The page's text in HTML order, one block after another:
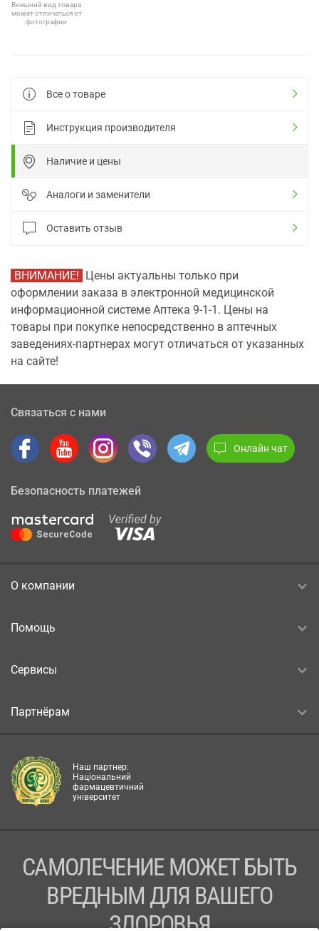
Внешний вид товара
может отличаться от
фотографии
Все о товаре
Инструкция производителя
Наличие и цены
Аналоги и заменители
Оставить отзыв
ВНИМАНИЕ! Цены актуальны только при
оформлении заказа в электронной медицинской
информационной системе Аптека 9-1-1. Цены на
товары при покупке непосредственно в аптечных
заведениях-партнерах могут отличаться от указанных
на сайте!
Связаться с нами
Онлайн чат
Безопасность платежей
О компании
Помощь
Сервисы
Партнёрам
Наш партнер:
Національний
фармацевтичний
університет
САМОЛЕЧЕНИЕ МОЖЕТ БЫТЬ
ВРЕДНЫМ ДЛЯ ВАШЕГО
ЗДОРОВЬЯ